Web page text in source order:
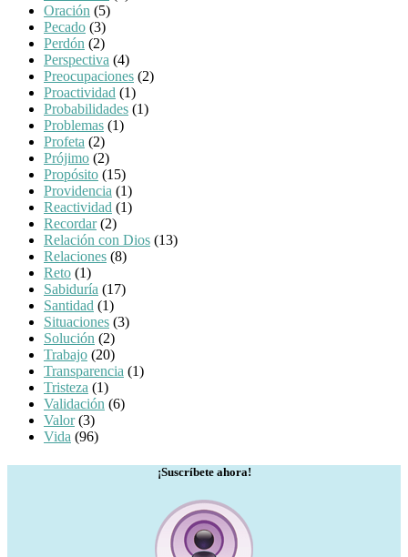
Oración (5)
Pecado (3)
Perdón (2)
Perspectiva (4)
Preocupaciones (2)
Proactividad (1)
Probabilidades (1)
Problemas (1)
Profeta (2)
Prójimo (2)
Propósito (15)
Providencia (1)
Reactividad (1)
Recordar(2)
Relación con Dios (13)
Relaciones (8)
Reto (1)
Sabiduría (17)
Santidad (1)
Situaciones (3)
Solución (2)
Trabajo (20)
Transparencia (1)
Tristeza (1)
Validación (6)
Valor(3)
Vida (96)
¡Suscríbete ahora!